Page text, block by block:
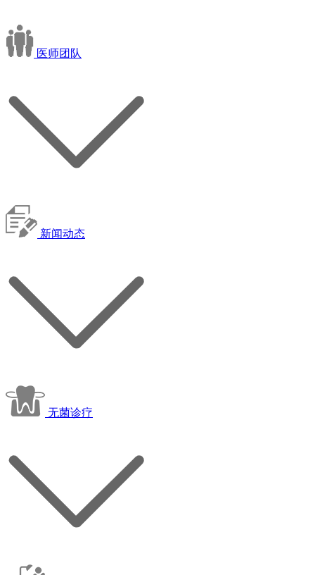
医师团队
新闻动态
无菌诊疗